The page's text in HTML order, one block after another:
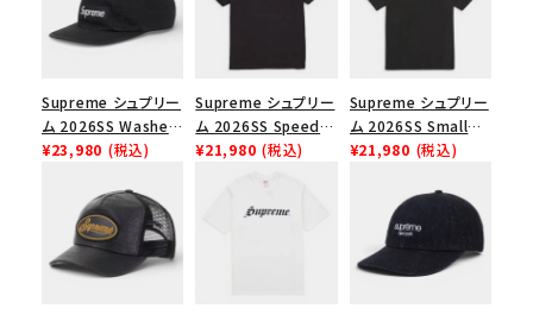
並び順
価格から探す
円
Supreme シュプリー
ム 2026SS Washed
Chino Twill Camp
ノツイル キャンプキャ
ップ ブラック
¥23,980 (税込)
Supreme シュプリー
ム 2026SS Speed
Tee スピードTシャツ
¥21,980 (税込)
Supreme シュプリー
ム 2026SS Small
Box Tee スモールボ
¥21,980 (税込)